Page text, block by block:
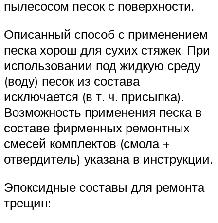
пылесосом песок с поверхности.
Описанный способ с применением
песка хорош для сухих стяжек. При
использовании под жидкую среду
(воду) песок из состава
исключается (в т. ч. присыпка).
Возможность применения песка в
составе фирменных ремонтных
смесей комплектов (смола +
отвердитель) указана в инструкции.
Эпоксидные составы для ремонта
трещин: